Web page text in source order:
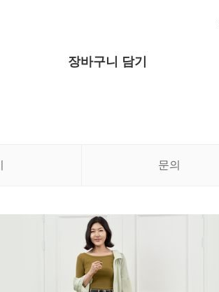
장바구니 담기
문의